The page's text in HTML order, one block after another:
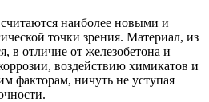
наиболее новыми и
точки зрения. Материал, из
в отличие от железобетона и
воздействию химикатов и
факторам, ничуть не уступая